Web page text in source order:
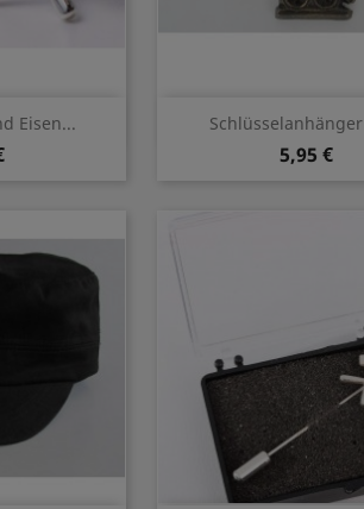
Eisen...
5,95 €
Vorschau